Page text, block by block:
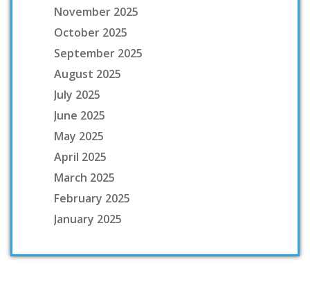
November 2025
October 2025
September 2025
August 2025
July 2025
June 2025
May 2025
April 2025
March 2025
February 2025
January 2025